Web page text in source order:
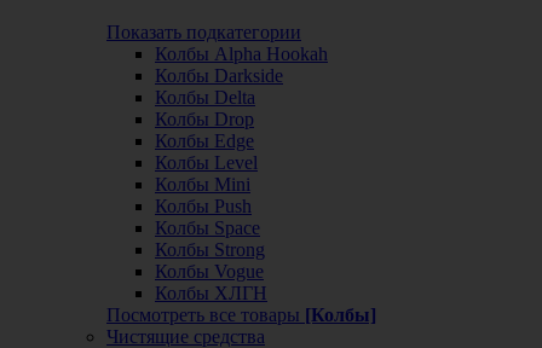
Показать подкатегории
Колбы Alpha Hookah
Колбы Darkside
Колбы Delta
Колбы Drop
Колбы Edge
Колбы Level
Колбы Mini
Колбы Push
Колбы Space
Колбы Strong
Колбы Vogue
Колбы ХЛГН
Посмотреть все товары [Колбы]
Чистящие средства